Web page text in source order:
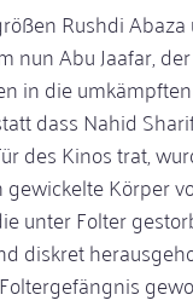
Rushdi
nun Abu Jaafar,
in die
dass Nahid
des Kinos trat,
Körper
unter Folter
diskret